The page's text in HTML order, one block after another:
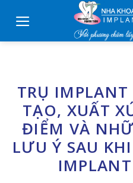
TRỤ IMPLANT
TẠO, XUẤT
ĐIỂM VÀ
LƯU Ý SAU